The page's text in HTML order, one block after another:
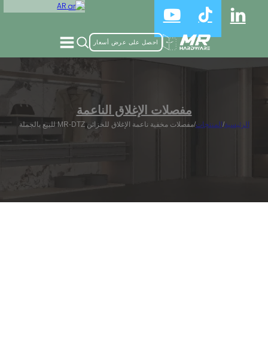
AR
احصل على عرض أسعار
مفصلات الإغلاق الناعمة
الرئيسية/ المنتجات/مفصلات مخفية ناعمة الإغلاق للخزائن MR-DTZ للبيع بالجملة